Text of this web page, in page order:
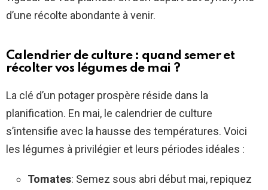
d’une récolte abondante à venir.
Calendrier de culture : quand semer et
récolter vos légumes de mai ?
La clé d’un potager prospère réside dans la
planification. En mai, le calendrier de culture
s’intensifie avec la hausse des températures. Voici
les légumes à privilégier et leurs périodes idéales :
Tomates: Semez sous abri début mai, repiquez